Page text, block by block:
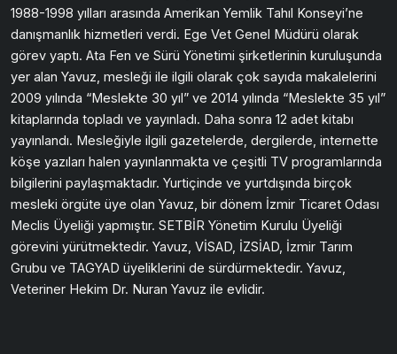
1988-1998 yılları arasında Amerikan Yemlik Tahıl Konseyi’ne
danışmanlık hizmetleri verdi. Ege Vet Genel Müdürü olarak
görev yaptı. Ata Fen ve Sürü Yönetimi şirketlerinin kuruluşunda
yer alan Yavuz, mesleği ile ilgili olarak çok sayıda makalelerini
2009 yılında “Meslekte 30 yıl” ve 2014 yılında “Meslekte 35 yıl”
kitaplarında topladı ve yayınladı. Daha sonra 12 adet kitabı
yayınlandı. Mesleğiyle ilgili gazetelerde, dergilerde, internette
köşe yazıları halen yayınlanmakta ve çeşitli TV programlarında
bilgilerini paylaşmaktadır. Yurtiçinde ve yurtdışında birçok
mesleki örgüte üye olan Yavuz, bir dönem İzmir Ticaret Odası
Meclis Üyeliği yapmıştır. SETBİR Yönetim Kurulu Üyeliği
görevini yürütmektedir. Yavuz, VİSAD, İZSİAD, İzmir Tarım
Grubu ve TAGYAD üyeliklerini de sürdürmektedir. Yavuz,
Veteriner Hekim Dr. Nuran Yavuz ile evlidir.